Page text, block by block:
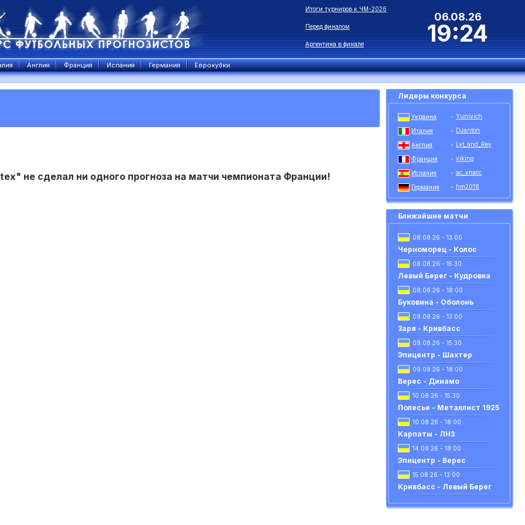
Итоги турниров к ЧМ-2026
Перед финалом
Аргентина в финале
06.08.26
19:24
Англия Франция Испания Германия Еврокубки
не сделал ни одного прогноза на матчи чемпионата Франции!
Лидеры конкурса
Украина - Yunivich
Италия - DJanton
Англия - Lyt_and_Rey
Франция - viking
Испания - ас_класс
Германия - hm2018
Ближайшие матчи
08.08.26 - 13:00
Черноморец - Колос
08.08.26 - 15:30
Левый Берег - Кудровка
08.08.26 - 18:00
Буковина - Оболонь
09.08.26 - 13:00
Заря - Кривбасс
09.08.26 - 15:30
Эпицентр - Шахтер
09.08.26 - 18:00
Верес - Динамо
10.08.26 - 15:30
Полесье - Металлист 1925
10.08.26 - 18:00
Карпаты - ЛНЗ
14.08.26 - 18:00
Эпицентр - Верес
15.08.26 - 13:00
Кривбасс - Левый Берег